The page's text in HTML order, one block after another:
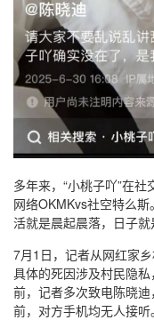
多年来，“小桃子吖”在
网络OKMKvs社空特么
活就是晨起晨落，日子就
7月1日，记者从网红家乡
具体的死因涉及村民隐
前，记者多次致电陈晓
前，对方手机均无人接听。